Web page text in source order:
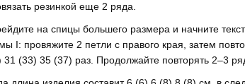
резинкой еще 2 ряда.
на спицы большего размера и начните
I: провяжите 2 петли с правого края, затем
31 (33) 35 (37) раз. Продолжайте повторять 2–3